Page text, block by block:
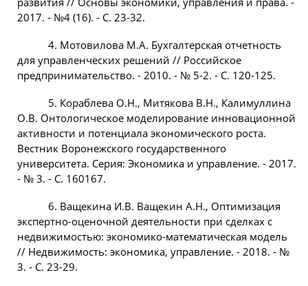
2017. - №4 (16). - С. 23-32.
4. Мотовилова М.А. Бухгалтерская отчетность
для управленческих решений // Российское
предпринимательство. - 2010. - № 5-2. - С. 120-125.
5. Кораблева О.Н., Митякова В.Н., Калимуллина
О.В. Онтологическое моделирование инновационной
активности и потенциала экономического роста.
Вестник Воронежского государственного
университета. Серия: Экономика и управление. - 2017.
- № 3. - С. 160167.
6. Ващекина И.В. Ващекин А.Н., Оптимизация
экспертно-оценочной деятельности при сделках с
недвижимостью: экономико-математическая модель
// Недвижимость: экономика, управление. - 2018. - №
3. - С. 23-29.